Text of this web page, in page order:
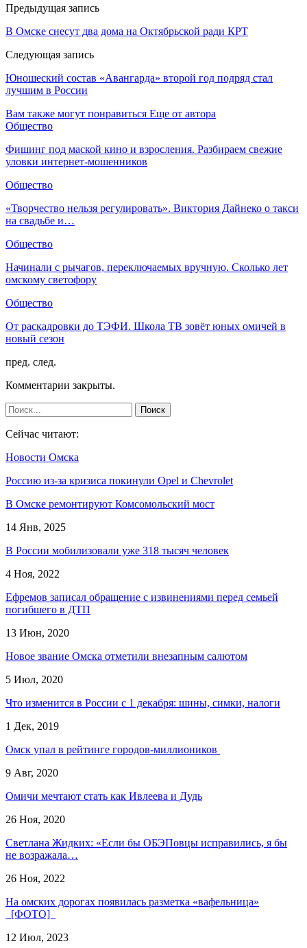
Предыдущая запись
В Омске снесут два дома на Октябрьской ради КРТ
Следующая запись
Юношеский состав «Авангарда» второй год подряд стал
лучшим в России
Вам также могут понравиться Еще от автора
Общество
Фишинг под маской кино и взросления. Разбираем свежие
уловки интернет-мошенников
Общество
«Творчество нельзя регулировать». Виктория Дайнеко о такси
на свадьбе и…
Общество
Начинали с рычагов, переключаемых вручную. Сколько лет
омскому светофору
Общество
От раскадровки до ТЭФИ. Школа ТВ зовёт юных омичей в
новый сезон
пред. след.
Комментарии закрыты.
Сейчас читают:
Новости Омска
Россию из-за кризиса покинули Opel и Chevrolet
В Омске ремонтируют Комсомольский мост
14 Янв, 2025
В России мобилизовали уже 318 тысяч человек
4 Ноя, 2022
Ефремов записал обращение с извинениями перед семьей
погибшего в ДТП
13 Июн, 2020
Новое звание Омска отметили внезапным салютом
5 Июл, 2020
Что изменится в России с 1 декабря: шины, симки, налоги
1 Дек, 2019
Омск упал в рейтинге городов-миллиоников
9 Авг, 2020
Омичи мечтают стать как Ивлеева и Дудь
26 Ноя, 2020
Светлана Жидких: «Если бы ОБЭПовцы исправились, я бы
не возражала…
26 Ноя, 2022
На омских дорогах появилась разметка «вафельница»
[ФОТО]
12 Июл, 2023